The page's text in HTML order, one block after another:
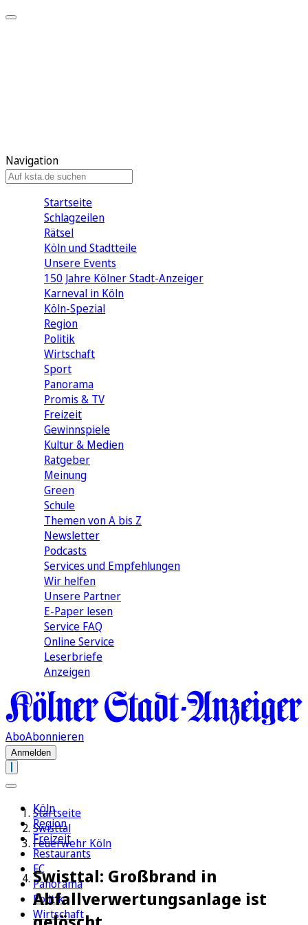
Navigation
Startseite
Schlagzeilen
Rätsel
Köln und Stadtteile
Unsere Events
150 Jahre Kölner Stadt-Anzeiger
Karneval in Köln
Köln-Spezial
Region
Politik
Wirtschaft
Sport
Panorama
Promis & TV
Freizeit
Gewinnspiele
Kultur & Medien
Ratgeber
Meinung
Green
Schule
Themen von A bis Z
Newsletter
Podcasts
Services und Empfehlungen
Wir helfen
Unsere Partner
E-Paper lesen
Service FAQ
Online Service
Leserbriefe
Anzeigen
AboAbonnieren
Anmelden
Köln
Region
Freizeit
Restaurants
FC
Panorama
Politik
Wirtschaft
Startseite
Swisttal
Feuerwehr Köln
Swisttal: Großbrand in
Abfallverwertungsanlage ist